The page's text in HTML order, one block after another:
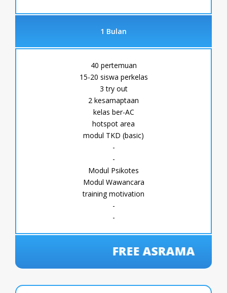
1 Bulan
40 pertemuan
15-20 siswa perkelas
3 try out
2 kesamaptaan
kelas ber-AC
hotspot area
modul TKD (basic)
-
-
Modul Psikotes
Modul Wawancara
training motivation
-
-
FREE ASRAMA